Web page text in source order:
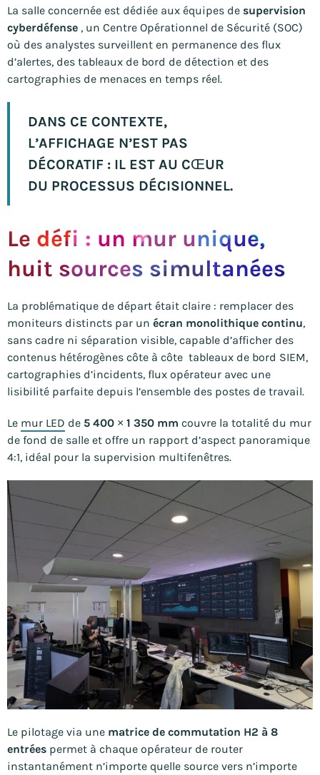
La salle concernée est dédiée aux équipes de supervision
cyberdéfense , un Centre Opérationnel de Sécurité (SOC)
où des analystes surveillent en permanence des flux
d’alertes, des tableaux de bord de détection et des
cartographies de menaces en temps réel.
DANS CE CONTEXTE,
L’AFFICHAGE N’EST PAS
DÉCORATIF : IL EST AU CŒUR
DU PROCESSUS DÉCISIONNEL.
Le défi : un mur unique,
huit sources simultanées
La problématique de départ était claire : remplacer des
moniteurs distincts par un écran monolithique continu,
sans cadre ni séparation visible, capable d’afficher des
contenus hétérogènes côte à côte tableaux de bord SIEM,
cartographies d’incidents, flux opérateur avec une
lisibilité parfaite depuis l’ensemble des postes de travail.
Le mur LED de 5 400 × 1 350 mm couvre la totalité du mur
de fond de salle et offre un rapport d’aspect panoramique
4:1, idéal pour la supervision multifenêtres.
Le pilotage via une matrice de commutation H2 à 8
entrées permet à chaque opérateur de router
instantanément n’importe quelle source vers n’importe